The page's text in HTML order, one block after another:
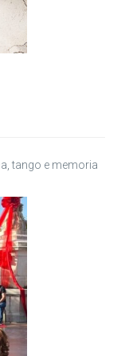
tango e memoria